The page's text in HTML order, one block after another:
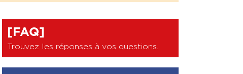
[FAQ]
Trouvez les réponses à vos questions.